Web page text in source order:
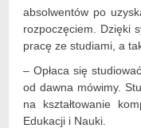
absolwentów po
rozpoczęciem. Dzięki
pracę ze studiami, a
– Opłaca się
od dawna mówimy.
na kształtowanie
Edukacji i Nauki.